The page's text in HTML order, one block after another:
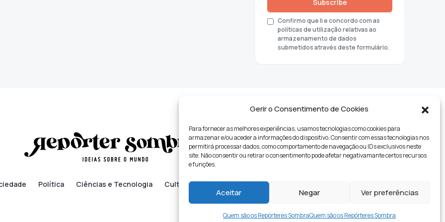
Gerir o Consentimento de Cookies
Para fornecer as melhores experiências, usamos tecnologias como cookies para
armazenar e/ou aceder a informações do dispositivo. Consentir com essas tecnologias nos
permitirá processar dados, como comportamento de navegação ou IDs exclusivos neste
site. Não consentir ou retirar o consentimento pode afetar negativamante certos recursos
e funções.
Aceitar Negar Ver preferências
Quem são os Repórteres SombraQuem são os Repórteres Sombra
Subscribe
Confirmo que li e concordo com as
políticas de utilização relativas ao
armazenamento de dados
submetidos através deste formulário.
Política Ciências e Tecnologia Cultura Lifestyle